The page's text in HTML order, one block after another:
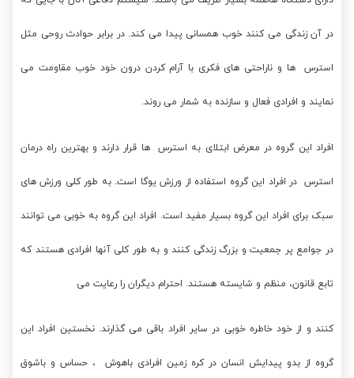
در آن زندگی می کنند خوب همسانی پیدا می کند. در برابر حوادث روحی مثل
استرس ها و ناراحتی های فکری با آرام کردن درون خود خوب مقاومت می
نمایند و افرادی فعال و سازنده به شمار می روند.
افراد این گروه در معرض ابتلای به استرس ها قرار دارند و بهترین راه درمان
استرس در افراد این گروه استفاده از ورزش یوگا است. به طور کلی ورزش های
سبک برای افراد این گروه بسیار مفید است. افراد این گروه به خوبی می توانند
در جوامع پر جمعیت و بزرگ زندگی کنند و به طور کلی آنها افرادی هستند که
تابع قانون، منظم و شایسته هستند. احترام دیگران را رعایت می
کنند و از خود خاطره خوبی در سایر افراد باقی می گذارند. نخستین افراد این
گروه از بدو پیدایش انسان در کره زمین افرادی باهوش ، حساس و باشوق